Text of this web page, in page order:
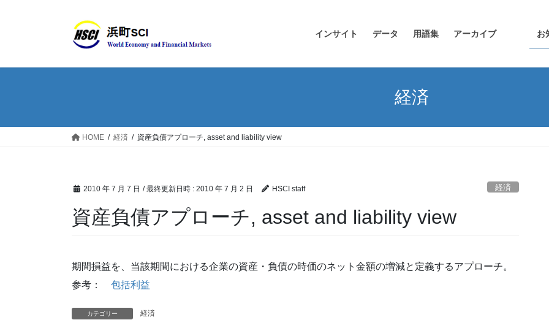
インサイト データ 用語集 アーカイブ お
経済
HOME 経済 資産負債アプローチ, asset and liability view
2010 年 7 月 7 日 / 最終更新日時 : 2010 年 7 月 2 日 HSCI staff 経済
資産負債アプローチ, asset and liability view
期間損益を、当該期間における企業の資産・負債の時価のネット金額の増減と定義するアプローチ。
参考： 包括利益
カテゴリー 経済